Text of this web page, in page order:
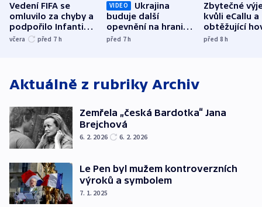
Vedení FIFA se
omluvilo za chyby a
podpořilo Infantina.
UEFA trvá na
včera před 7 h
VIDEO
Ukrajina
buduje další
opevnění na hranici
s Běloruskem
před 7h
Zbytečné
kvůli eCallu a
obtěžující
zdržují
před 8h
Aktuálně z rubriky Archiv
Zemřela „česká Bardotka“ Jana
Brejchová
6. 2. 2026 6. 2. 2026
Le Pen byl mužem kontroverzních
výroků a symbolem
7. 1. 2025